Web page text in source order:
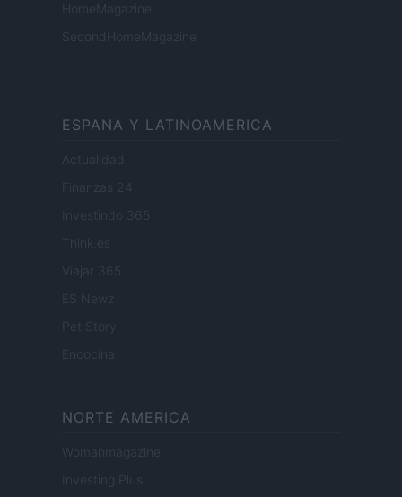
HomeMagazine
SecondHomeMagazine
ESPANA Y LATINOAMERICA
Actualidad
Finanzas 24
Investindo 365
Think.es
Viajar 365
ES Newz
Encocina
NORTE AMERICA
Womanmagazine
Investing Plus